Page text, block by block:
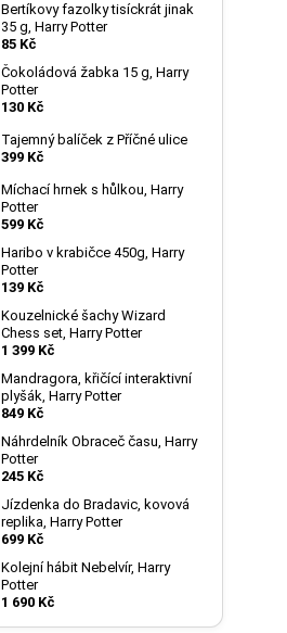
Bertíkovy fazolky tisíckrát jinak
35 g, Harry Potter
85 Kč
Čokoládová žabka 15 g, Harry
Potter
130 Kč
Tajemný balíček z Příčné ulice
399 Kč
Míchací hrnek s hůlkou, Harry
Potter
599 Kč
Haribo v krabičce 450g, Harry
Potter
139 Kč
Kouzelnické šachy Wizard
Chess set, Harry Potter
1 399 Kč
Mandragora, křičící interaktivní
plyšák, Harry Potter
849 Kč
Náhrdelník Obraceč času, Harry
Potter
245 Kč
Jízdenka do Bradavic, kovová
replika, Harry Potter
699 Kč
Kolejní hábit Nebelvír, Harry
Potter
1 690 Kč